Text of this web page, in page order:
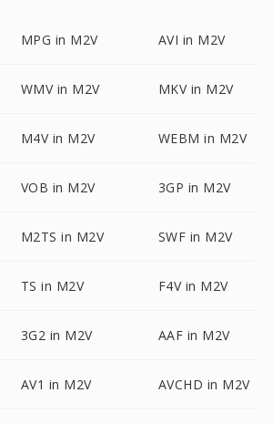
MPG in M2V AVI in M2V
WMV in M2V MKV in M2V
M4V in M2V WEBM in M2V
VOB in M2V 3GP in M2V
M2TS in M2V SWF in M2V
TS in M2V F4V in M2V
3G2 in M2V AAF in M2V
AV1 in M2V AVCHD in M2V